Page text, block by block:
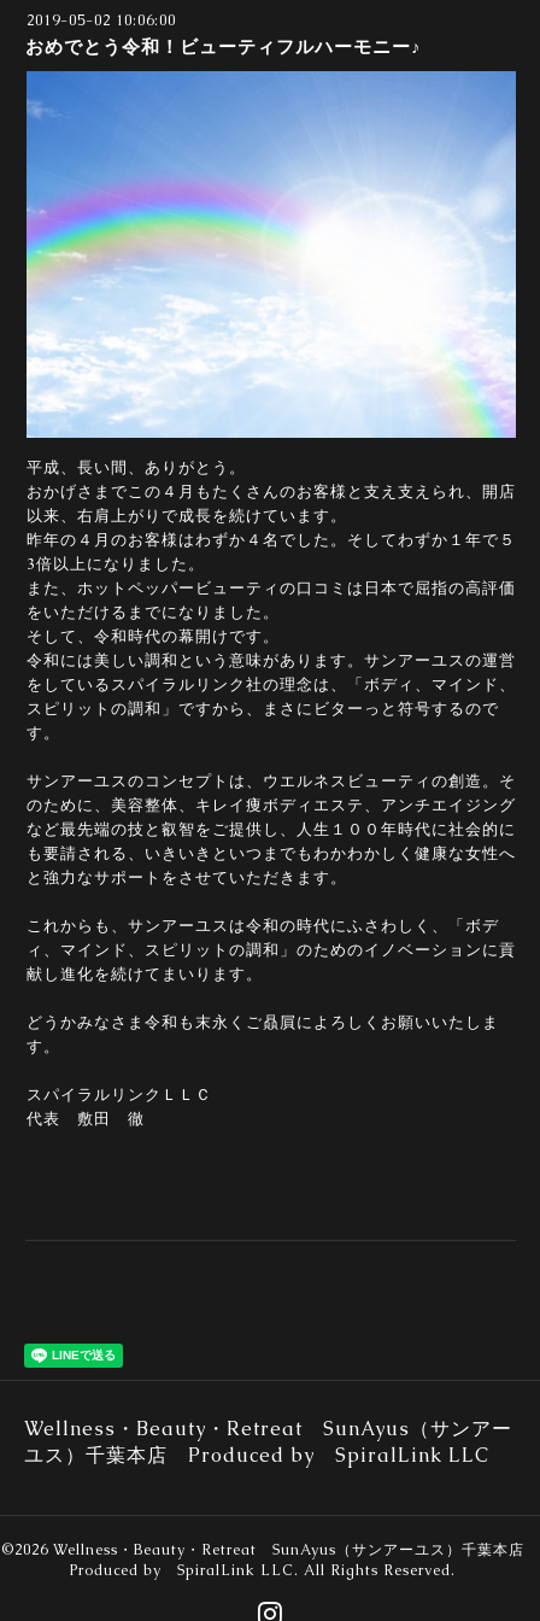
2019-05-02 10:06:00
おめでとう令和！ビューティフルハーモニー♪
平成、長い間、ありがとう。
おかげさまでこの４月もたくさんのお客様と支え支えられ、開店
以来、右肩上がりで成長を続けています。
昨年の４月のお客様はわずか４名でした。そしてわずか１年で５
3倍以上になりました。
また、ホットペッパービューティの口コミは日本で屈指の高評価
をいただけるまでになりました。
そして、令和時代の幕開けです。
令和には美しい調和という意味があります。サンアーユスの運営
をしているスパイラルリンク社の理念は、「ボディ、マインド、
スピリットの調和」ですから、まさにビターっと符号するので
す。
サンアーユスのコンセプトは、ウエルネスビューティの創造。そ
のために、美容整体、キレイ痩ボディエステ、アンチエイジング
など最先端の技と叡智をご提供し、人生１００年時代に社会的に
も要請される、いきいきといつまでもわかわかしく健康な女性へ
と強力なサポートをさせていただきます。
これからも、サンアーユスは令和の時代にふさわしく、「ボデ
ィ、マインド、スピリットの調和」のためのイノベーションに貢
献し進化を続けてまいります。
どうかみなさま令和も末永くご贔屓によろしくお願いいたしま
す。
スパイラルリンクＬＬＣ
代表 敷田 徹
Wellness・Beauty・Retreat SunAyus（サンアー
ユス）千葉本店 Produced by SpiralLink LLC
©2026 Wellness・Beauty・Retreat SunAyus（サンアーユス）千葉本店
Produced by SpiralLink LLC. All Rights Reserved.